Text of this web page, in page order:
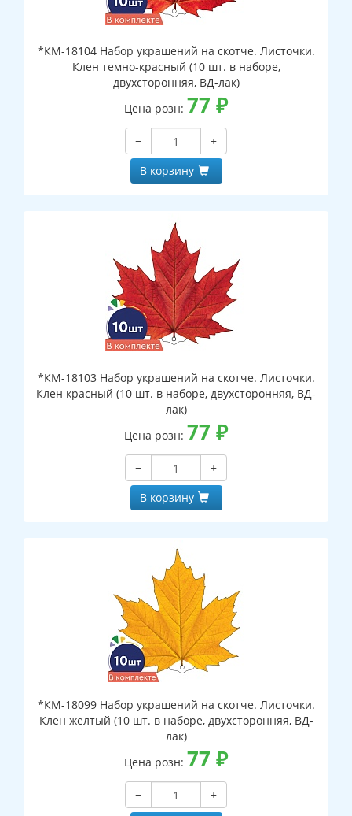
*КМ-18104 Набор украшений на скотче. Листочки.
Клен темно-красный (10 шт. в наборе,
двухсторонняя, ВД-лак)
Цена розн: 77 ₽
−
+
В корзину
*КМ-18103 Набор украшений на скотче. Листочки.
Клен красный (10 шт. в наборе, двухсторонняя, ВД-
лак)
Цена розн: 77 ₽
−
+
В корзину
*КМ-18099 Набор украшений на скотче. Листочки.
Клен желтый (10 шт. в наборе, двухсторонняя, ВД-
лак)
Цена розн: 77 ₽
−
+